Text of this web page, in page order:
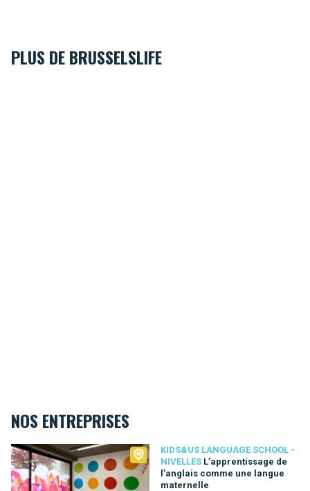
PLUS DE BRUSSELSLIFE
NOS ENTREPRISES
KIDS&US LANGUAGE SCHOOL -
NIVELLES L’apprentissage de
l’anglais comme une langue
maternelle
Kids&Us language school - Nivelles